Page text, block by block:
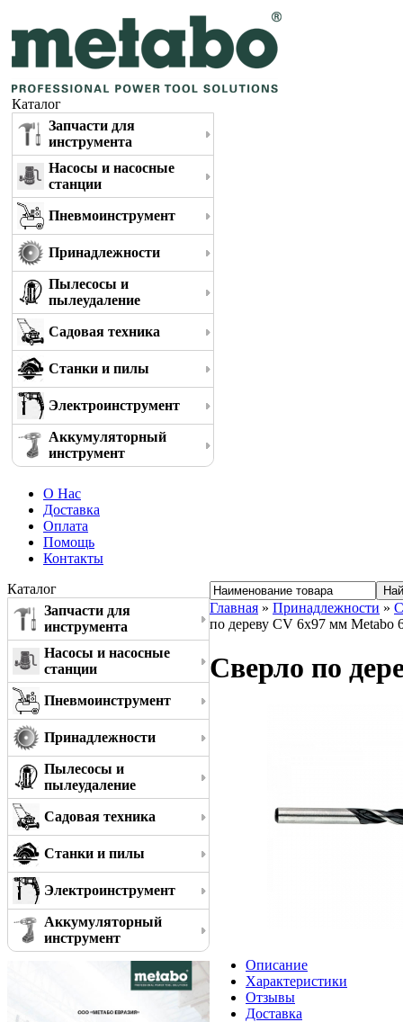
Каталог
Запчасти для
инструмента
Насосы и насосные
станции
Пневмоинструмент
Принадлежности
Пылесосы и
пылеудаление
Садовая техника
Станки и пилы
Электроинструмент
Аккумуляторный
инструмент
О Нас
Доставка
Оплата
Помощь
Контакты
Каталог
Запчасти для
инструмента
Насосы и насосные
станции
Пневмоинструмент
Принадлежности
Пылесосы и
пылеудаление
Садовая техника
Станки и пилы
Электроинструмент
Аккумуляторный
инструмент
Главная » Принадлежности »
по дереву CV 6x97 мм Metabo
Сверло по
Описание
Характеристики
Отзывы
Доставка